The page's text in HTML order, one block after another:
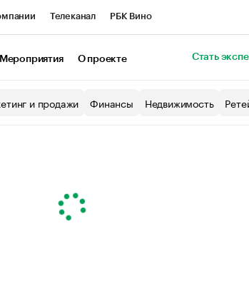
Телеканал РБК Вино
Бизнес
Мероприятия О проекте Стать
и продажи Финансы Недвижимость